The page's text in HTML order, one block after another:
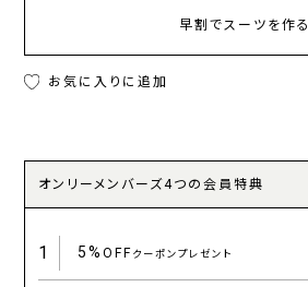
早割でスーツを作る
お気に入りに追加
オンリーメンバーズ4つの会員特典
1 5%OFFクーポンプレゼント